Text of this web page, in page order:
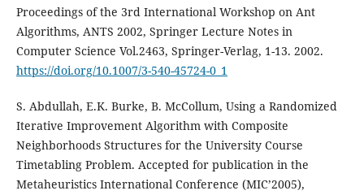
Proceedings of the 3rd International Workshop on Ant
Algorithms, ANTS 2002, Springer Lecture Notes in
Computer Science Vol.2463, Springer-Verlag, 1-13. 2002.
https://doi.org/10.1007/3-540-45724-0_1
S. Abdullah, E.K. Burke, B. McCollum, Using a Randomized
Iterative Improvement Algorithm with Composite
Neighborhoods Structures for the University Course
Timetabling Problem. Accepted for publication in the
Metaheuristics International Conference (MIC’2005),